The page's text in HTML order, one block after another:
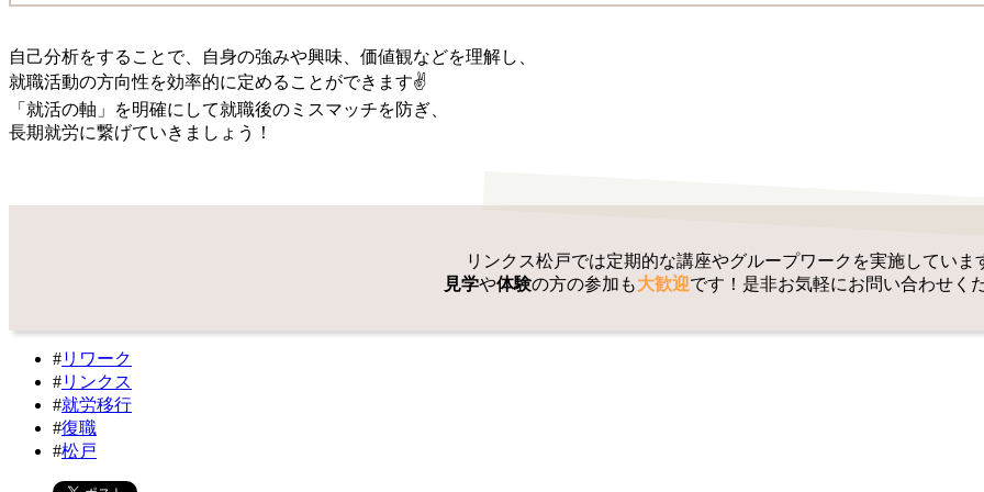
自己分析をすることで、自身の強みや興味、価値観などを理解し、
就職活動の方向性を効率的に定めることができます✌
「就活の軸」を明確にして就職後のミスマッチを防ぎ、
長期就労に繋げていきましょう！
リンクス松戸では定期的な講座やグループワークを実施していま
見学や体験の方の参加も大歓迎です！是非お気軽にお問い合わせく
#リワーク
#リンクス
#就労移行
#復職
#松戸